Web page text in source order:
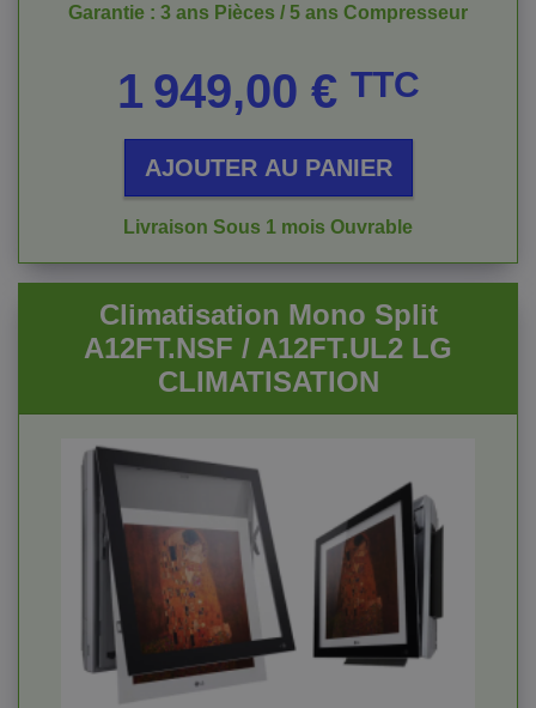
Garantie : 3 ans Pièces / 5 ans Compresseur
1 949,00 € TTC
AJOUTER AU PANIER
Livraison Sous 1 mois Ouvrable
Climatisation Mono Split
A12FT.NSF / A12FT.UL2 LG
CLIMATISATION